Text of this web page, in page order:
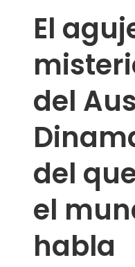
El
del
del
el
habla